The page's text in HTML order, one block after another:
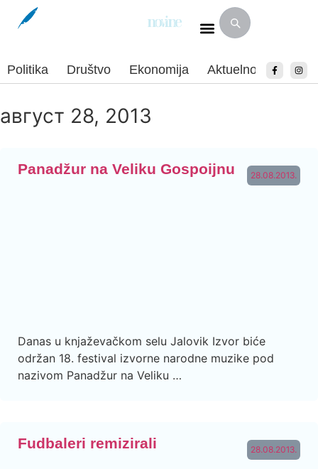
Politika Društvo Ekonomija Aktuelnosti Sport
август 28, 2013
28.08.2013.
Panadžur na Veliku Gospoijnu
Danas u knjaževačkom selu Jalovik Izvor biće
održan 18. festival izvorne narodne muzike pod
nazivom Panadžur na Veliku …
28.08.2013.
Fudbaleri remizirali